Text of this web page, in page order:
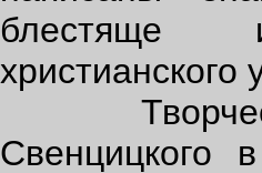
блестяще
христианского
Свенцицкого